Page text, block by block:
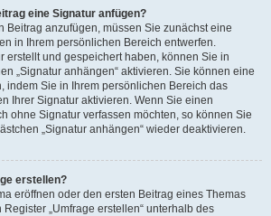
eine Signatur anfügen?
Beitrag anzufügen, müssen Sie zunächst eine
in Ihrem persönlichen Bereich entwerfen.
erstellt und gespeichert haben, können Sie in
„Signatur anhängen“ aktivieren. Sie können eine
indem Sie in Ihrem persönlichen Bereich das
Ihrer Signatur aktivieren. Wenn Sie einen
ohne Signatur verfassen möchten, so können Sie
„Signatur anhängen“ wieder deaktivieren.
erstellen?
eröffnen oder den ersten Beitrag eines Themas
„Umfrage erstellen“ unterhalb des